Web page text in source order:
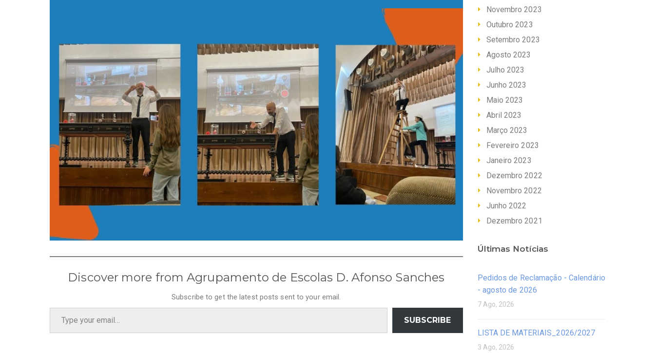
Discover more from Agrupamento de Escolas D. Afonso Sanches
Subscribe to get the latest posts sent to your email.
Type your email…
SUBSCRIBE
Novembro 2023
Outubro 2023
Setembro 2023
Agosto 2023
Julho 2023
Junho 2023
Maio 2023
Abril 2023
Março 2023
Fevereiro 2023
Janeiro 2023
Dezembro 2022
Novembro 2022
Junho 2022
Dezembro 2021
Últimas Notícias
Pedidos de Reclamação - Calendário
- agosto de 2026
7 Ago, 2026
LISTA DE MATERIAIS_2026/2027
3 Ago, 2026